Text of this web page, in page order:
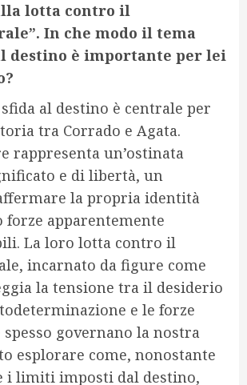
lotta contro il
In che modo il tema
destino è importante per lei
al destino è centrale per
tra Corrado e Agata.
rappresenta un’ostinata
e di libertà, un
la propria identità
forze apparentemente
La loro lotta contro il
incarnato da figure come
la tensione tra il desiderio
e le forze
governano la nostra
esplorare come, nonostante
i limiti imposti dal destino,